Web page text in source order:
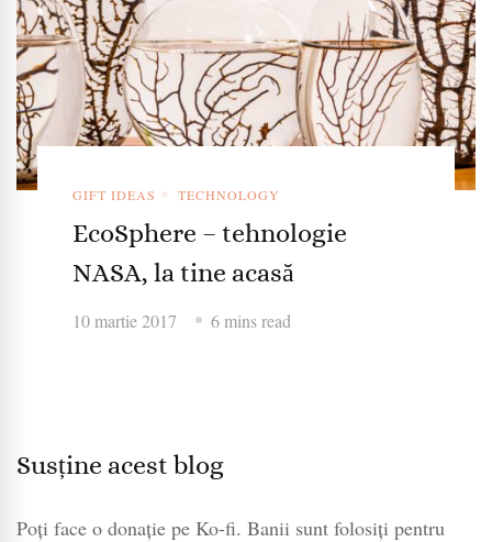
GIFT IDEAS TECHNOLOGY
EcoSphere – tehnologie
NASA, la tine acasă
10 martie 2017 6 mins read
Susține acest blog
Poți face o donație pe Ko-fi. Banii sunt folosiți pentru